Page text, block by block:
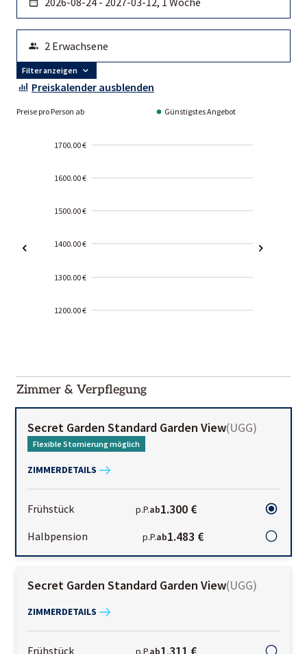
Filter anzeigen
Preiskalender ausblenden
Preise pro Person ab Günstigstes Angebot
1700.00 €
1600.00 €
1500.00 €
1400.00 €
1300.00 €
1200.00 €
01-02
Zimmer & Verpflegung
Secret Garden Standard Garden View(UGG)
Flexible Stornierung möglich
ZIMMERDETAILS
Frühstück p.P.ab1.300 €
Halbpension p.P.ab1.483 €
Secret Garden Standard Garden View(UGG)
ZIMMERDETAILS
Frühstück p.P.ab